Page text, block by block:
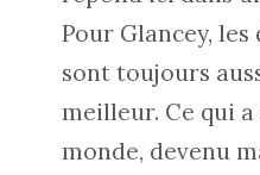
Pour Glancey,
sont toujours
meilleur. Ce qui
monde, devenu